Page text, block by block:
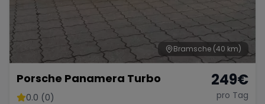
Bentley Rolls Royce Aston Martin
Bugatti Lotus Maserati
Bramsche (40 km)
Porsche Panamera Turbo
0.0 (0)
249€
pro Tag